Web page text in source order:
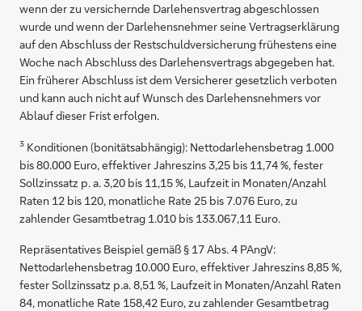
wenn der zu versichernde Darlehensvertrag abgeschlossen
wurde und wenn der Darlehensnehmer seine Vertragserklärung
auf den Abschluss der Restschuldversicherung frühestens eine
Woche nach Abschluss des Darlehensvertrags abgegeben hat.
Ein früherer Abschluss ist dem Versicherer gesetzlich verboten
und kann auch nicht auf Wunsch des Darlehensnehmers vor
Ablauf dieser Frist erfolgen.
3 Konditionen (bonitätsabhängig): Nettodarlehensbetrag 1.000
bis 80.000 Euro, effektiver Jahreszins 3,25 bis 11,74 %, fester
Sollzinssatz p. a. 3,20 bis 11,15 %, Laufzeit in Monaten/Anzahl
Raten 12 bis 120, monatliche Rate 25 bis 7.076 Euro, zu
zahlender Gesamtbetrag 1.010 bis 133.067,11 Euro.
Repräsentatives Beispiel gemäß § 17 Abs. 4 PAngV:
Nettodarlehensbetrag 10.000 Euro, effektiver Jahreszins 8,85 %,
fester Sollzinssatz p.a. 8,51 %, Laufzeit in Monaten/Anzahl Raten
84, monatliche Rate 158,42 Euro, zu zahlender Gesamtbetrag